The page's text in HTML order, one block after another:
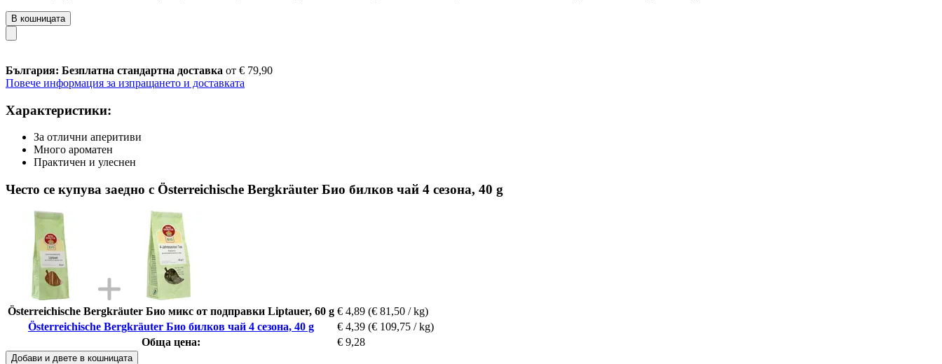
В кошницата
България: Безплатна стандартна доставка от € 79,90
Повече информация за изпращането и доставката
Характеристики:
За отлични аперитиви
Много ароматен
Практичен и улеснен
Често се купува заедно с Österreichische Bergkräuter Био билков чай 4 сезона, 40 g
Österreichische Bergkräuter Био микс от подправки Liptauer, 60 g € 4,89 (€ 81,50 / kg)
Österreichische Bergkräuter Био билков чай 4 сезона, 40 g
€ 4,39 (€ 109,75 / kg)
Обща цена:
€ 9,28
Добави и двете в кошницата